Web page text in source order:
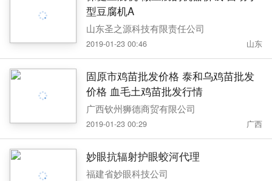
型豆腐机A
山东圣之源科技有限责任公司
2019-01-23 00:46 山东
固原市鸡苗批发价格 泰和乌鸡苗批发
价格 血毛土鸡苗批发行情
广西钦州狮德商贸有限公司
2019-01-23 00:29 广西
妙眼抗辐射护眼蛟河代理
福建省妙眼科技公司